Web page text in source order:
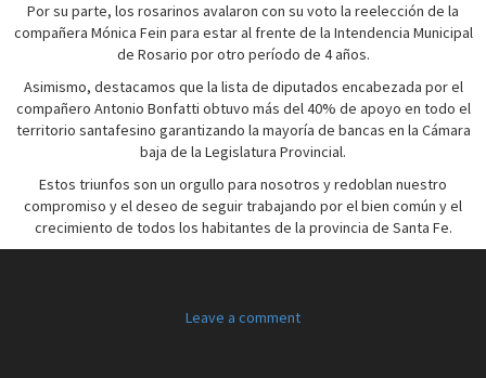
Por su parte, los rosarinos avalaron con su voto la reelección de la
compañera Mónica Fein para estar al frente de la Intendencia Municipal
de Rosario por otro período de 4 años.
Asimismo, destacamos que la lista de diputados encabezada por el
compañero Antonio Bonfatti obtuvo más del 40% de apoyo en todo el
territorio santafesino garantizando la mayoría de bancas en la Cámara
baja de la Legislatura Provincial.
Estos triunfos son un orgullo para nosotros y redoblan nuestro
compromiso y el deseo de seguir trabajando por el bien común y el
crecimiento de todos los habitantes de la provincia de Santa Fe.
Leave a comment